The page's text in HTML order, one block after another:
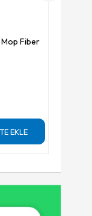
Mop Fiber
EKLE